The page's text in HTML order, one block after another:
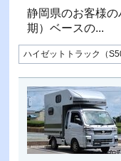
静岡県のお客様
期）ベースの...
ハイゼットトラック（